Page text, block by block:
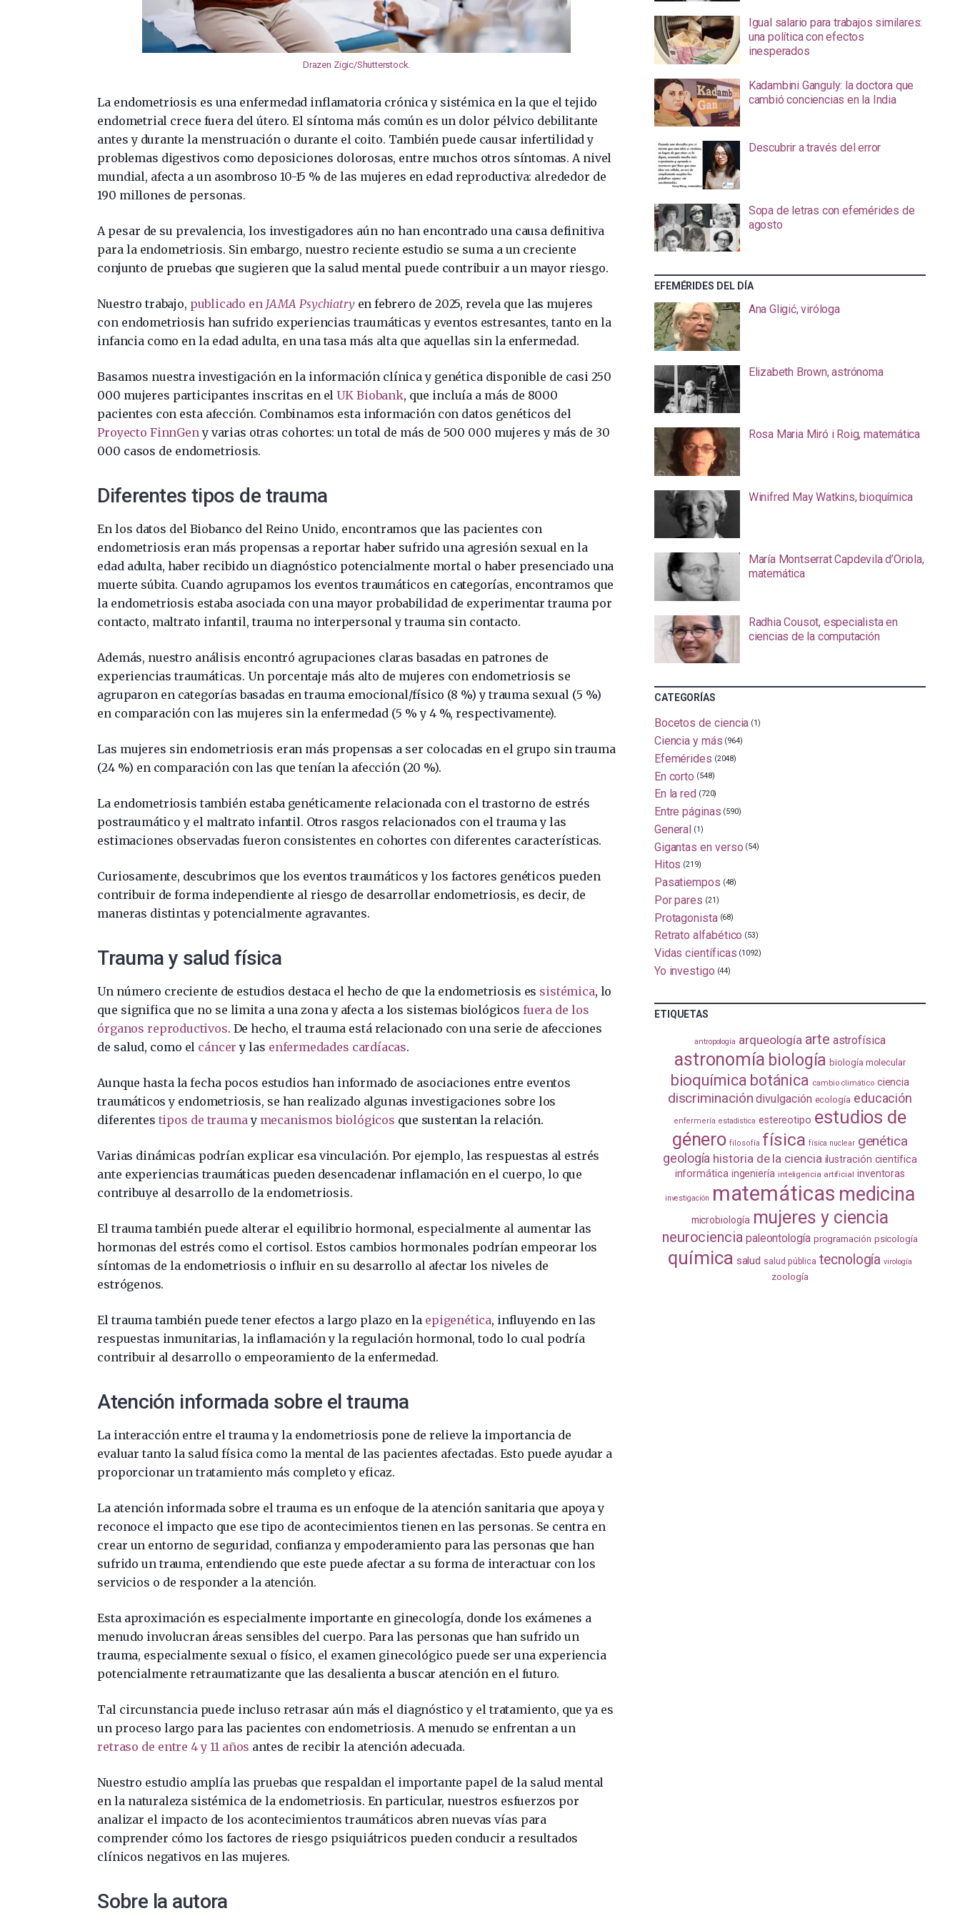
Drazen Zigic/Shutterstock.
La endometriosis es una enfermedad inflamatoria crónica y sistémica en la que el tejido
endometrial crece fuera del útero. El síntoma más común es un dolor pélvico debilitante
antes y durante la menstruación o durante el coito. También puede causar infertilidad y
problemas digestivos como deposiciones dolorosas, entre muchos otros síntomas. A nivel
mundial, afecta a un asombroso 10-15 % de las mujeres en edad reproductiva: alrededor de
190 millones de personas.
A pesar de su prevalencia, los investigadores aún no han encontrado una causa definitiva
para la endometriosis. Sin embargo, nuestro reciente estudio se suma a un creciente
conjunto de pruebas que sugieren que la salud mental puede contribuir a un mayor riesgo.
Nuestro trabajo, publicado en JAMA Psychiatryen febrero de 2025, revela que las mujeres
con endometriosis han sufrido experiencias traumáticas y eventos estresantes, tanto en la
infancia como en la edad adulta, en una tasa más alta que aquellas sin la enfermedad.
Basamos nuestra investigación en la información clínica y genética disponible de casi 250
000 mujeres participantes inscritas en el UK Biobank, que incluía a más de 8000
pacientes con esta afección. Combinamos esta información con datos genéticos del
Proyecto FinnGen y varias otras cohortes: un total de más de 500 000 mujeres y más de 30
000 casos de endometriosis.
Diferentes tipos de trauma
En los datos del Biobanco del Reino Unido, encontramos que las pacientes con
endometriosis eran más propensas a reportar haber sufrido una agresión sexual en la
edad adulta, haber recibido un diagnóstico potencialmente mortal o haber presenciado una
muerte súbita. Cuando agrupamos los eventos traumáticos en categorías, encontramos que
la endometriosis estaba asociada con una mayor probabilidad de experimentar trauma por
contacto, maltrato infantil, trauma no interpersonal y trauma sin contacto.
Además, nuestro análisis encontró agrupaciones claras basadas en patrones de
experiencias traumáticas. Un porcentaje más alto de mujeres con endometriosis se
agruparon en categorías basadas en trauma emocional/físico (8 %) y trauma sexual (5 %)
en comparación con las mujeres sin la enfermedad (5 % y 4 %, respectivamente).
Las mujeres sin endometriosis eran más propensas a ser colocadas en el grupo sin trauma
(24 %) en comparación con las que tenían la afección (20 %).
La endometriosis también estaba genéticamente relacionada con el trastorno de estrés
postraumático y el maltrato infantil. Otros rasgos relacionados con el trauma y las
estimaciones observadas fueron consistentes en cohortes con diferentes características.
Curiosamente, descubrimos que los eventos traumáticos y los factores genéticos pueden
contribuir de forma independiente al riesgo de desarrollar endometriosis, es decir, de
maneras distintas y potencialmente agravantes.
Trauma y salud física
Un número creciente de estudios destaca el hecho de que la endometriosis es sistémica, lo
que significa que no se limita a una zona y afecta a los sistemas biológicos fuera de los
órganos reproductivos. De hecho, el trauma está relacionado con una serie de afecciones
de salud, como el cáncer y las enfermedades cardíacas.
Aunque hasta la fecha pocos estudios han informado de asociaciones entre eventos
traumáticos y endometriosis, se han realizado algunas investigaciones sobre los
diferentes tipos de trauma y mecanismos biológicos que sustentan la relación.
Varias dinámicas podrían explicar esa vinculación. Por ejemplo, las respuestas al estrés
ante experiencias traumáticas pueden desencadenar inflamación en el cuerpo, lo que
contribuye al desarrollo de la endometriosis.
El trauma también puede alterar el equilibrio hormonal, especialmente al aumentar las
hormonas del estrés como el cortisol. Estos cambios hormonales podrían empeorar los
síntomas de la endometriosis o influir en su desarrollo al afectar los niveles de
estrógenos.
El trauma también puede tener efectos a largo plazo en la epigenética, influyendo en las
respuestas inmunitarias, la inflamación y la regulación hormonal, todo lo cual podría
contribuir al desarrollo o empeoramiento de la enfermedad.
Atención informada sobre el trauma
La interacción entre el trauma y la endometriosis pone de relieve la importancia de
evaluar tanto la salud física como la mental de las pacientes afectadas. Esto puede ayudar a
proporcionar un tratamiento más completo y eficaz.
La atención informada sobre el trauma es un enfoque de la atención sanitaria que apoya y
reconoce el impacto que ese tipo de acontecimientos tienen en las personas. Se centra en
crear un entorno de seguridad, confianza y empoderamiento para las personas que han
sufrido un trauma, entendiendo que este puede afectar a su forma de interactuar con los
servicios o de responder a la atención.
Esta aproximación es especialmente importante en ginecología, donde los exámenes a
menudo involucran áreas sensibles del cuerpo. Para las personas que han sufrido un
trauma, especialmente sexual o físico, el examen ginecológico puede ser una experiencia
potencialmente retraumatizante que las desalienta a buscar atención en el futuro.
Tal circunstancia puede incluso retrasar aún más el diagnóstico y el tratamiento, que ya es
un proceso largo para las pacientes con endometriosis. A menudo se enfrentan a un
retraso de entre 4 y 11 años antes de recibir la atención adecuada.
Nuestro estudio amplía las pruebas que respaldan el importante papel de la salud mental
en la naturaleza sistémica de la endometriosis. En particular, nuestros esfuerzos por
analizar el impacto de los acontecimientos traumáticos abren nuevas vías para
comprender cómo los factores de riesgo psiquiátricos pueden conducir a resultados
clínicos negativos en las mujeres.
Sobre la autora
Igual salario para trabajos similares:
una política con efectos
inesperados
Kadambini Ganguly: la doctora que
cambió conciencias en la India
Descubrir a través del error
Sopa de letras con efemérides de
agosto
EFEMÉRIDES DEL DÍA
Ana Gligić, viróloga
Elizabeth Brown, astrónoma
Rosa Maria Miró i Roig, matemática
Winifred May Watkins, bioquímica
María Montserrat Capdevila d’Oriola,
matemática
Radhia Cousot, especialista en
ciencias de la computación
CATEGORÍAS
Bocetos de ciencia (1)
Ciencia y más (964)
Efemérides (2048)
En corto (548)
En la red (720)
Entre páginas (590)
General (1)
Gigantas en verso (54)
Hitos (219)
Pasatiempos (48)
Por pares (21)
Protagonista (68)
Retrato alfabético (53)
Vidas científicas (1092)
Yo investigo (44)
ETIQUETAS
antropología arqueología arte astrofísica
astronomía biología biología molecular
bioquímica botánica cambio climático ciencia
discriminación divulgación ecología educación
enfermería estadistica estereotipo estudios de
género filosofía física física nuclear genética
geología historia de la ciencia ilustración científica
informática ingeniería inteligencia artificial inventoras
investigación matemáticas medicina
microbiología mujeres y ciencia
neurociencia paleontología programación psicología
química salud salud pública tecnología virología
zoología